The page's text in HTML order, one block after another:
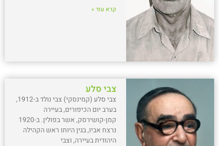
קרא עוד »
צבי סלע
צבי סלע (קמינסקי) צבי נולד ב-1912,
בערב יום הכיפורים, בעיירה
קמן-קושירסק, אשר בפולין. ב-1920
נרצח אביו, בגין היותו ראש הקהילה
היהודית בעיירה, וצבי